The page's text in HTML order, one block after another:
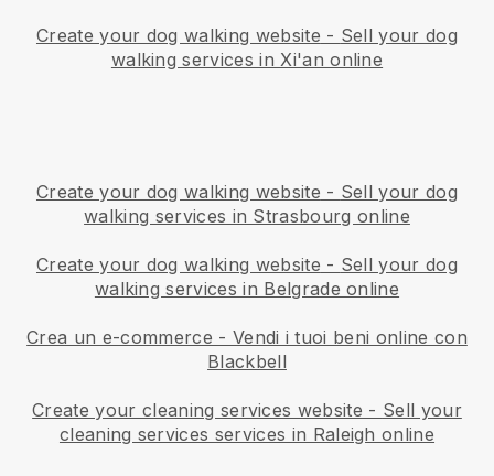
Create your dog walking website - Sell your dog
walking services in Xi'an online
Create your dog walking website - Sell your dog
walking services in Strasbourg online
Create your dog walking website - Sell your dog
walking services in Belgrade online
Crea un e-commerce - Vendi i tuoi beni online con
Blackbell
Create your cleaning services website - Sell your
cleaning services services in Raleigh online